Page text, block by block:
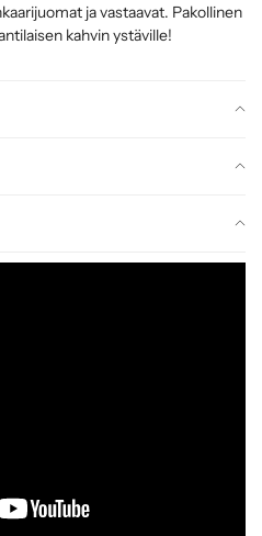
ja vastaavat. Pakollinen
kahvin ystäville!